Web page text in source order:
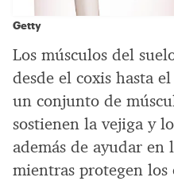
Getty
Los músculos del
desde el coxis hasta
un conjunto de
sostienen la vejiga y
además de ayudar
mientras protegen los